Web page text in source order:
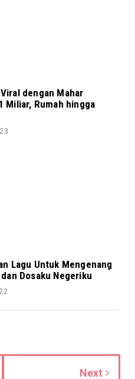
dengan Mahar
Miliar, Rumah hingga
Lagu Untuk Mengenang
Dosaku Negeriku
Next